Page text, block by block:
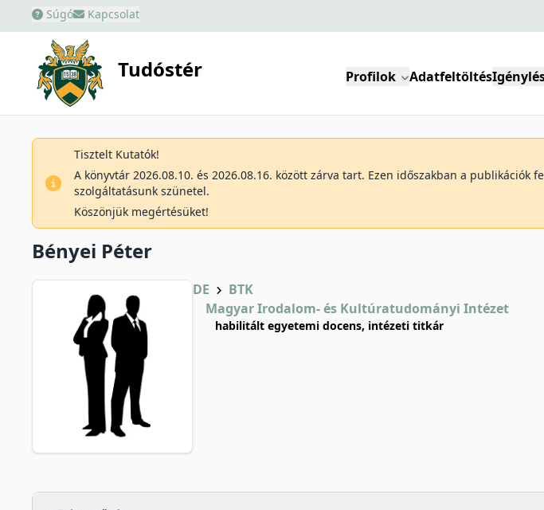
Súgó Kapcsolat
Tudóstér Profilok Adatfeltöltés
Tisztelt Kutatók!
A könyvtár 2026.08.10. és 2026.08.16. között zárva tart. Ezen időszakban a publikációk
szolgáltatásunk szünetel.
Köszönjük megértésüket!
Bényei Péter
DE
BTK
Magyar Irodalom- és Kultúratudományi Intézet
habilitált egyetemi docens, intézeti titkár